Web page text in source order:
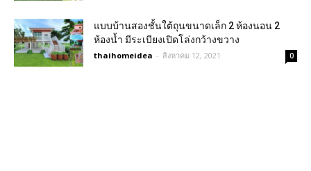
แบบบ้านสองชั้นใต้ถุนขนาดเล็ก 2 ห้องนอน 2
ห้องน้ำ มีระเบียงเปิดโล่งกว้างขวาง
thaihomeidea - สิงหาคม 12, 2021 0